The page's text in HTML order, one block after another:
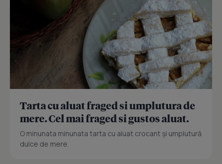
Tarta cu aluat fraged si umplutura de
mere. Cel mai fraged si gustos aluat.
O minunata minunata tarta cu aluat crocant și umplutură
dulce de mere.